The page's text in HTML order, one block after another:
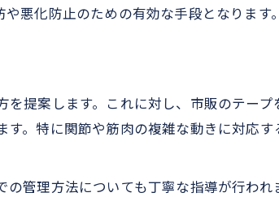
悪化防止のための有効な手段となります。
提案します。これに対し、市販のテープ
。特に関節や筋肉の複雑な動きに対応す
管理方法についても丁寧な指導が行われ